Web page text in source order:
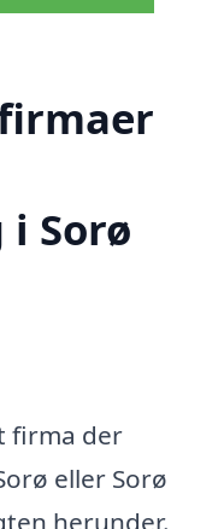
Sorø
firma der
eller Sorø
herunder.